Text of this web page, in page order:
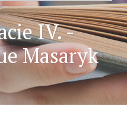
IV. -
Masaryk